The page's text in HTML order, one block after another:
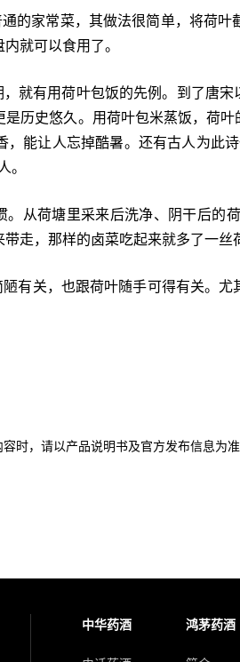
的家常菜，其做法很简单，将荷
就可以食用了。
就有用荷叶包饭的先例。到了唐
历史悠久。用荷叶包米蒸饭，荷
能让人忘掉酷暑。还有古人为此
。
从荷塘里采来后洗净、阴干后的
走，那样的卤菜吃起来就多了一丝
有关，也跟荷叶随手可得有关。
时，请以产品说明书及官方发布信息为准
中华药酒 鸿茅药酒